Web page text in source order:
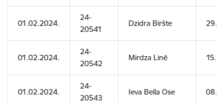
01.02.2024.
24-
20541
Dzidra Biršte
01.02.2024.
24-
20542
Mirdza Linē
01.02.2024.
24-
20543
Ieva Bella Ose